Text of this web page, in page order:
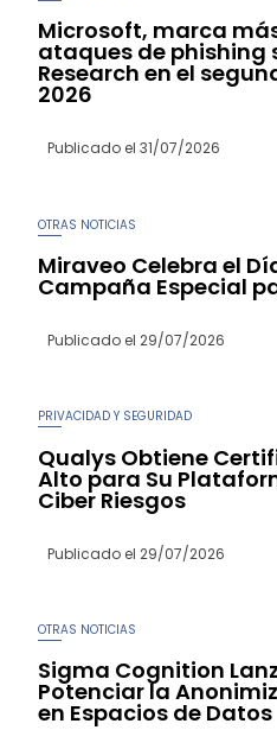
Microsoft, marca
ataques de phishing
Research en el
2026
Publicado el 31/07/2026
OTRAS NOTICIAS
Miraveo Celebra el
Campaña Especial
Publicado el 29/07/2026
PRIVACIDAD Y SEGURIDAD
Qualys Obtiene
Alto para Su
Ciber Riesgos
Publicado el 29/07/2026
OTRAS NOTICIAS
Sigma Cognition
Potenciar la
en Espacios de Datos